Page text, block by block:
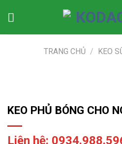
TRANG CHỦ / KEO
KEO PHỦ BÓNG CHO
Liên hệ: